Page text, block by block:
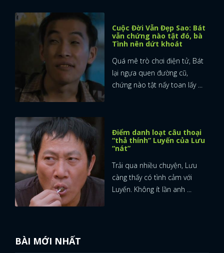
FACEBOOK
Cuộc Đời Vẫn Đẹp Sao: Bát
vẫn chứng nào tật đó, bà
Tình nên dứt khoát
Quá mê trò chơi điện tử, Bát
lại ngựa quen đường cũ,
chứng nào tật nấy toan lấy ...
Điểm danh loạt câu thoại
“thả thính” Luyến của Lưu
“nát”
Trải qua nhiều chuyện, Lưu
càng thấy có tình cảm với
Luyến. Không ít lần anh ...
BÀI MỚI NHẤT